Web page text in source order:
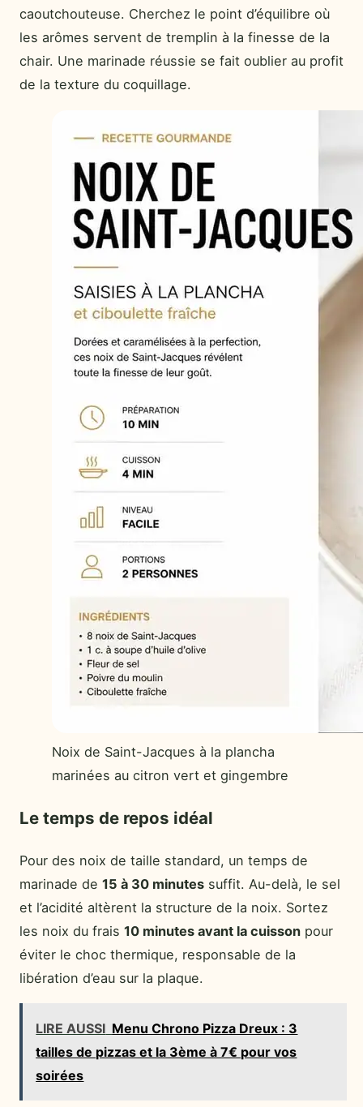
caoutchouteuse. Cherchez le point d’équilibre où
les arômes servent de tremplin à la finesse de la
chair. Une marinade réussie se fait oublier au profit
de la texture du coquillage.
Noix de Saint-Jacques à la plancha
marinées au citron vert et gingembre
Le temps de repos idéal
Pour des noix de taille standard, un temps de
marinade de 15 à 30 minutes suffit. Au-delà, le sel
et l’acidité altèrent la structure de la noix. Sortez
les noix du frais 10 minutes avant la cuisson pour
éviter le choc thermique, responsable de la
libération d’eau sur la plaque.
LIRE AUSSI Menu Chrono Pizza Dreux : 3
tailles de pizzas et la 3ème à 7€ pour vos
soirées